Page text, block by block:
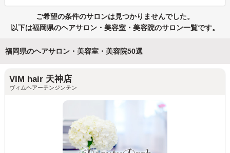
ご希望の条件のサロンは見つかりませんでした。
以下は福岡県のヘアサロン・美容室・美容院のサロン一覧です。
福岡県のヘアサロン・美容室・美容院50選
VIM hair 天神店
ヴィムヘアーテンジンテン